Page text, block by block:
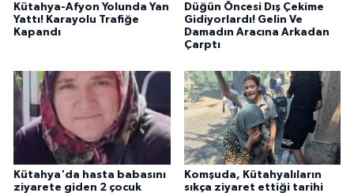
Kütahya-Afyon Yolunda Yan
Yattı! Karayolu Trafiğe
Kapandı
Düğün Öncesi Dış Çekime
Gidiyorlardı! Gelin Ve
Damadın Aracına Arkadan
Çarptı
Kütahya'da hasta babasını
ziyarete giden 2 çocuk
Komşuda, Kütahyalıların
sıkça ziyaret ettiği tarihi